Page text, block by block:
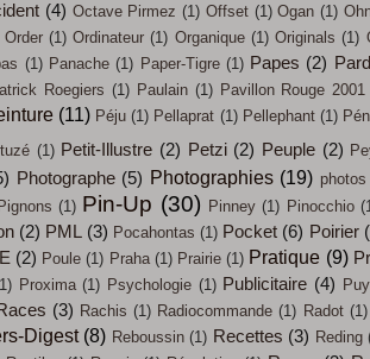
(4) Octave Pirmez (1) Offset (1) Ogan (1)
Order (1) Ordinateur (1) Organique (1) Originals (1)
(1) Panache (1) Paper-Tigre (1) Papes (2)
Roegiers (1) Paulain (1) Pavillon Rouge 2001
(11) Péju (1) Pellaprat (1) Pellephant (1)
(1) Petit-Illustre (2) Petzi (2) Peuple (2)
Photographe (5) Photographies (19) photos
Pignons (1) Pin-Up (30) Pinney (1) Pinocchio
(2) PML (3) Pocahontas (1) Pocket (6) Poirier
(2) Poule (1) Praha (1) Prairie (1) Pratique (9)
Proxima (1) Psychologie (1) Publicitaire (4)
(3) Rachis (1) Radiocommande (1) Radot (1)
Digest (8) Reboussin (1) Recettes (3) Reding